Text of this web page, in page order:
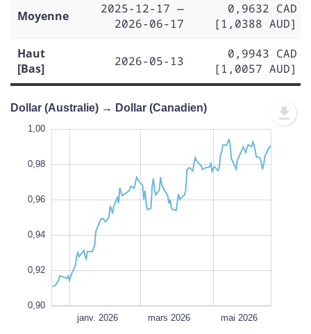
Moyenne
2025-12-17 —
2026-06-17
0,9632 CAD
[1,0388 AUD]
Haut
[Bas]
2026-05-13
0,9943 CAD
[1,0057 AUD]
Dollar (Australie) → Dollar (Canadien)
1,00
0,98
0,96
0,94
0,92
0,90
nov. 2025
janv. 2026 mars 2026 mai 2026
juill. 2026